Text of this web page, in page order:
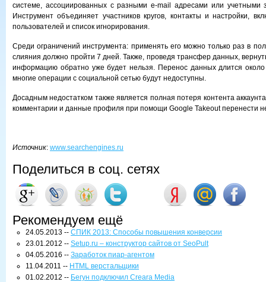
системе, ассоциированных с разными e-mail адресами или учетными
Инструмент объединяет участников кругов, контакты и настройки,
пользователей и список игнорирования.
Среди ограничений инструмента: применять его можно только раз в
слияния должно пройти 7 дней. Также, проведя трансфер данных,
информацию обратно уже будет нельзя. Перенос данных длится
многие операции с социальной сетью будут недоступны.
Досадным недостатком также является полная потеря контента
комментарии и данные профиля при помощи Google Takeout перенести
Источник: www.searchengines.ru
Поделиться в соц. сетях
Рекомендуем ещё
24.05.2013 -- СПИК 2013: Способы повышения конверсии
23.01.2012 -- Setup.ru – конструктор сайтов от SeoPult
04.05.2016 -- Заработок пиар-агентом
11.04.2011 -- HTML верстальщики
01.02.2012 -- Бегун подключил Creara Media